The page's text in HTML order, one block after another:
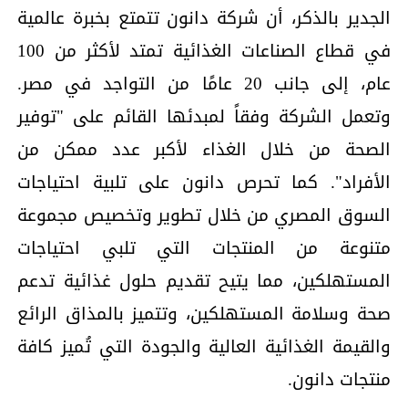
الجدير بالذكر، أن شركة دانون تتمتع بخبرة عالمية
في قطاع الصناعات الغذائية تمتد لأكثر من 100
عام، إلى جانب 20 عامًا من التواجد في مصر.
وتعمل الشركة وفقاً لمبدئها القائم على "توفير
الصحة من خلال الغذاء لأكبر عدد ممكن من
الأفراد". كما تحرص دانون على تلبية احتياجات
السوق المصري من خلال تطوير وتخصيص مجموعة
متنوعة من المنتجات التي تلبي احتياجات
المستهلكين، مما يتيح تقديم حلول غذائية تدعم
صحة وسلامة المستهلكين، وتتميز بالمذاق الرائع
والقيمة الغذائية العالية والجودة التي تُميز كافة
منتجات دانون.